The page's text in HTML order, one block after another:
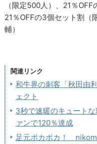
（限定500人）、21％
21％OFFの3個セット割（
輔）
関連リンク
和牛界の刺客「秋田由
ェクト
3秒で速暖のキュート
ァンで120％達成
足元ポカポカ！